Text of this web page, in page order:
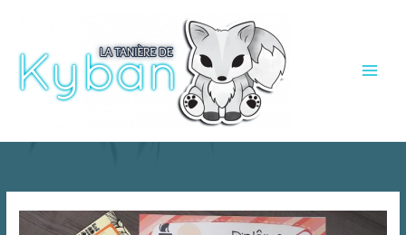
contenu